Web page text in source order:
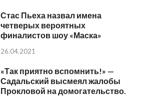
Стас Пьеха назвал имена
четверых вероятных
финалистов шоу «Маска»
26.04.2021
«Так приятно вспомнить!» —
Садальский высмеял жалобы
Прокловой на домогательство.